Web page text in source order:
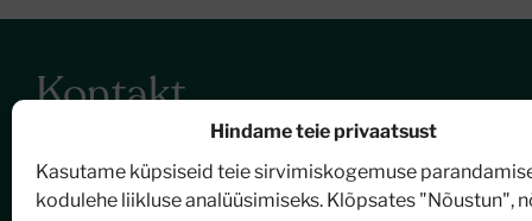
Hindame teie privaatsust
Kasutame küpsiseid teie sirvimiskogemuse
kodulehe liikluse analüüsimiseks. Klõpsates "Nõustun",
Kontakt
Nõmme Kultuurikeskus
Turu plats 2, 11614 Tallinn